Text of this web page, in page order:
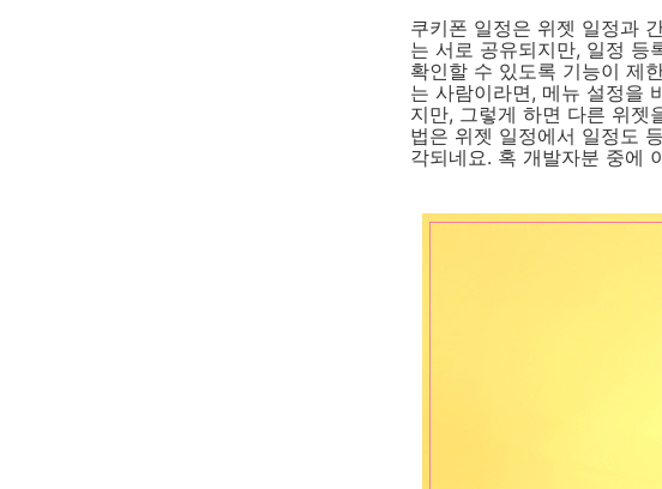
쿠키폰 일정은 위젯 일정과
는 서로 공유되지만, 일정 등
확인할 수 있도록 기능이 제
는 사람이라면, 메뉴 설정을
지만, 그렇게 하면 다른 위젯
법은 위젯 일정에서 일정도
각되네요. 혹 개발자분 중에